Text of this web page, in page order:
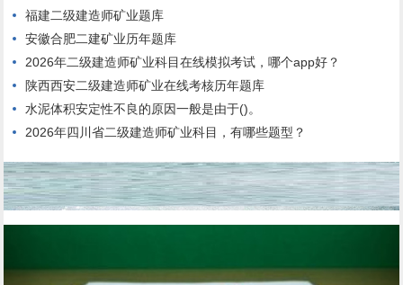
福建二级建造师矿业题库
安徽合肥二建矿业历年题库
2026年二级建造师矿业科目在线模拟考试，哪个app好？
陕西西安二级建造师矿业在线考核历年题库
水泥体积安定性不良的原因一般是由于()。
2026年四川省二级建造师矿业科目，有哪些题型？